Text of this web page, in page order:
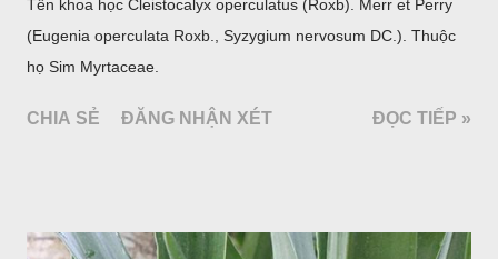
Tên khoa học Cleistocalyx operculatus (Roxb). Merr et Perry
(Eugenia operculata Roxb., Syzygium nervosum DC.). Thuộc
họ Sim Myrtaceae.
CHIA SẺ ĐĂNG NHẬN XÉT ĐỌC TIẾP »